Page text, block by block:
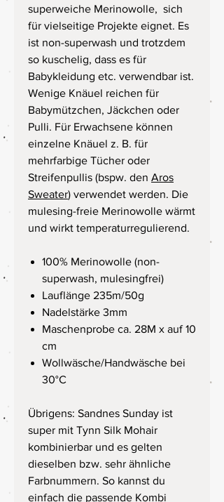
superweiche Merinowolle, sich
für vielseitige Projekte eignet. Es
ist non-superwash und trotzdem
so kuschelig, dass es für
Babykleidung etc. verwendbar ist.
Wenige Knäuel reichen für
Babymützchen, Jäckchen oder
Pulli. Für Erwachsene können
einzelne Knäuel z. B. für
mehrfarbige Tücher oder
Streifenpullis (bspw. den Aros
Sweater) verwendet werden. Die
mulesing-freie Merinowolle wärmt
und wirkt temperaturregulierend.
100% Merinowolle (non-
superwash, mulesingfrei)
Lauflänge 235m/50g
Nadelstärke 3mm
Maschenprobe ca. 28M x auf 10
cm
Wollwäsche/Handwäsche bei
30°C
Übrigens: Sandnes Sunday ist
super mit Tynn Silk Mohair
kombinierbar und es gelten
dieselben bzw. sehr ähnliche
Farbnummern. So kannst du
einfach die passende Kombi